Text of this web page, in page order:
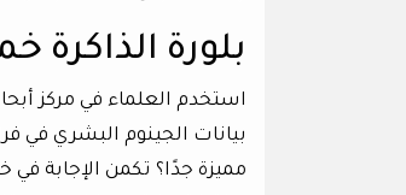
بلورة الذاكرة
استخدم العلماء في مركز
مميزة جدًا؟ تكمن الإجابة